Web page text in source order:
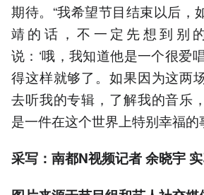
期待。“我希望节目结束以后，
靖的话，不一定先想到别
说：‘哦，我知道他是一个很爱
得这样就够了。如果因为这两
去听我的专辑，了解我的音乐
是一件在这个世界上特别幸福的
采写：南都N视频记者 余晓宇